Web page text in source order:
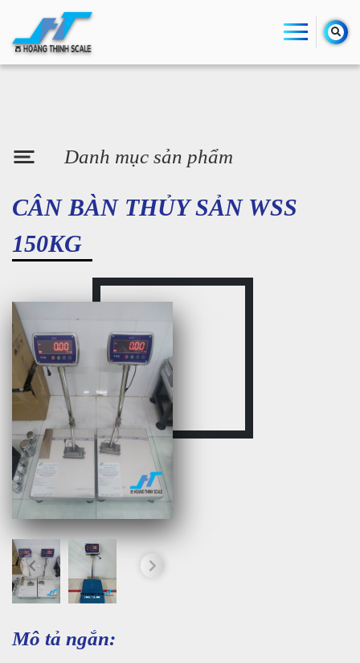
Danh mục sản phẩm
CÂN BÀN THỦY SẢN WSS
150KG
Mô tả ngắn: